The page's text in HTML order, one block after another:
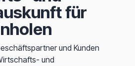
für
und Kunden
und